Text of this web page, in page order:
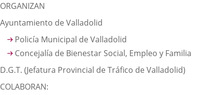
ORGANIZAN
Ayuntamiento de Valladolid
Policía Municipal de Valladolid
Concejalía de Bienestar Social, Empleo y Familia
D.G.T. (Jefatura Provincial de Tráfico de Valladolid)
COLABORAN: